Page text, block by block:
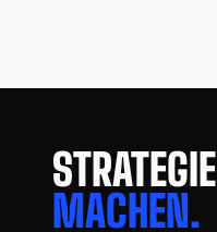
STRATEGIE
MACHEN.